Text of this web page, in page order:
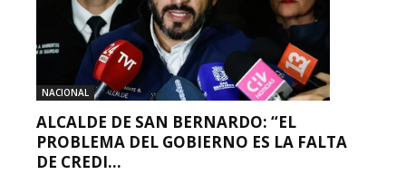
NACIONAL
ALCALDE DE SAN BERNARDO: “EL
PROBLEMA DEL GOBIERNO ES LA FALTA
DE CREDI...